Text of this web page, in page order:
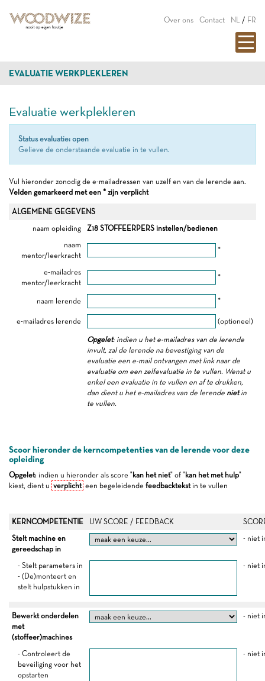
Over ons Contact NL / FR
EVALUATIE WERKPLEKLEREN
Evaluatie werkplekleren
Status evaluatie: open
Gelieve de onderstaande evaluatie in te vullen.
Vul hieronder zonodig de e-mailadressen van uzelf en van de lerende aan.
Velden gemarkeerd met een * zijn verplicht
ALGEMENE GEGEVENS
naam opleiding
Z18 STOFFEERPERS instellen/bedienen
naam
mentor/leerkracht
*
e-mailadres
mentor/leerkracht
*
naam lerende *
e-mailadres lerende (optioneel)
Opgelet: indien u het e-mailadres van de lerende
invult, zal de lerende na bevestiging van de
evaluatie een e-mail ontvangen met link naar de
evaluatie om een zelfevaluatie in te vullen. Wenst u
enkel een evaluatie in te vullen en af te drukken,
dan dient u het e-mailadres van de lerende nietin
te vullen.
Scoor hieronder de kerncompetenties van de lerende voor deze
opleiding
Opgelet: indien u hieronder als score "kan het niet" of "kan het met hulp"
kiest, dient u verplicht een begeleidende feedbacktekstin te vullen
KERNCOMPETENTIE UW SCORE / FEEDBACK
Stelt machine en
gereedschap in
- niet
- Stelt parameters in
- (De)monteert en
stelt hulpstukken in
- niet
Bewerkt onderdelen
met
(stoffeer)machines
- niet
- Controleert de
beveiliging voor het
opstarten
- niet